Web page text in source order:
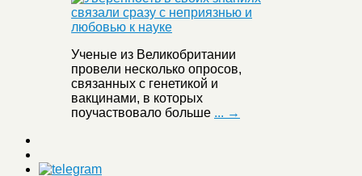
Ученые из Великобритании
провели несколько опросов,
связанных с генетикой и
вакцинами, в которых
поучаствовало больше ... →